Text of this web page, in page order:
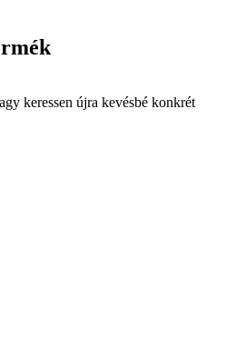
keressen újra kevésbé konkrét